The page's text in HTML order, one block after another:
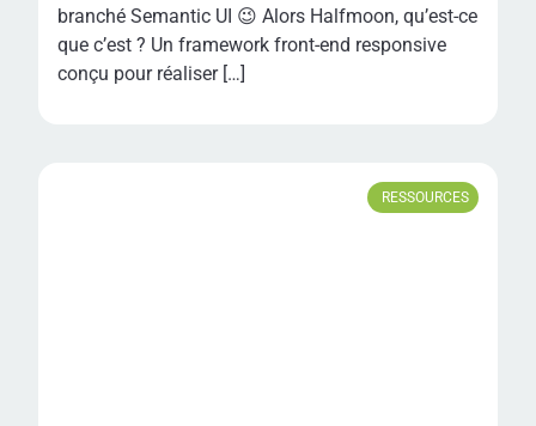
branché Semantic UI 😉 Alors Halfmoon, qu’est-ce
que c’est ? Un framework front-end responsive
conçu pour réaliser […]
RESSOURCES